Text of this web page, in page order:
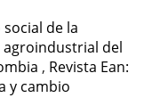
de la
del
, Revista Ean:
y cambio